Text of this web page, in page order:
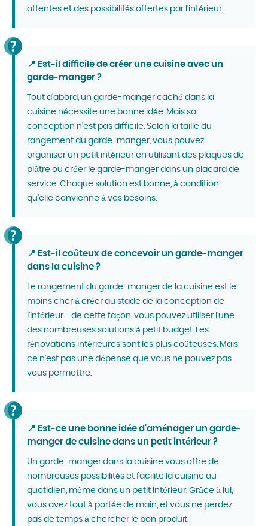
attentes et des possibilités offertes par l'intérieur.
📍 Est-il difficile de créer une cuisine avec un
garde-manger ?
Tout d'abord, un garde-manger caché dans la
cuisine nécessite une bonne idée. Mais sa
conception n'est pas difficile. Selon la taille du
rangement du garde-manger, vous pouvez
organiser un petit intérieur en utilisant des plaques de
plâtre ou créer le garde-manger dans un placard de
service. Chaque solution est bonne, à condition
qu'elle convienne à vos besoins.
📍 Est-il coûteux de concevoir un garde-manger
dans la cuisine ?
Le rangement du garde-manger de la cuisine est le
moins cher à créer au stade de la conception de
l'intérieur - de cette façon, vous pouvez utiliser l'une
des nombreuses solutions à petit budget. Les
rénovations intérieures sont les plus coûteuses. Mais
ce n'est pas une dépense que vous ne pouvez pas
vous permettre.
📍 Est-ce une bonne idée d'aménager un garde-
manger de cuisine dans un petit intérieur ?
Un garde-manger dans la cuisine vous offre de
nombreuses possibilités et facilite la cuisine au
quotidien, même dans un petit intérieur. Grâce à lui,
vous avez tout à portée de main, et vous ne perdez
pas de temps à chercher le bon produit.